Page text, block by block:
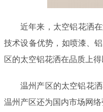
近年来，太空铝花洒
技术设备优势，如喷漆
区的太空铝花洒在品质上得
温州产区的太空铝花洒不
温州产区还为国内市场网络